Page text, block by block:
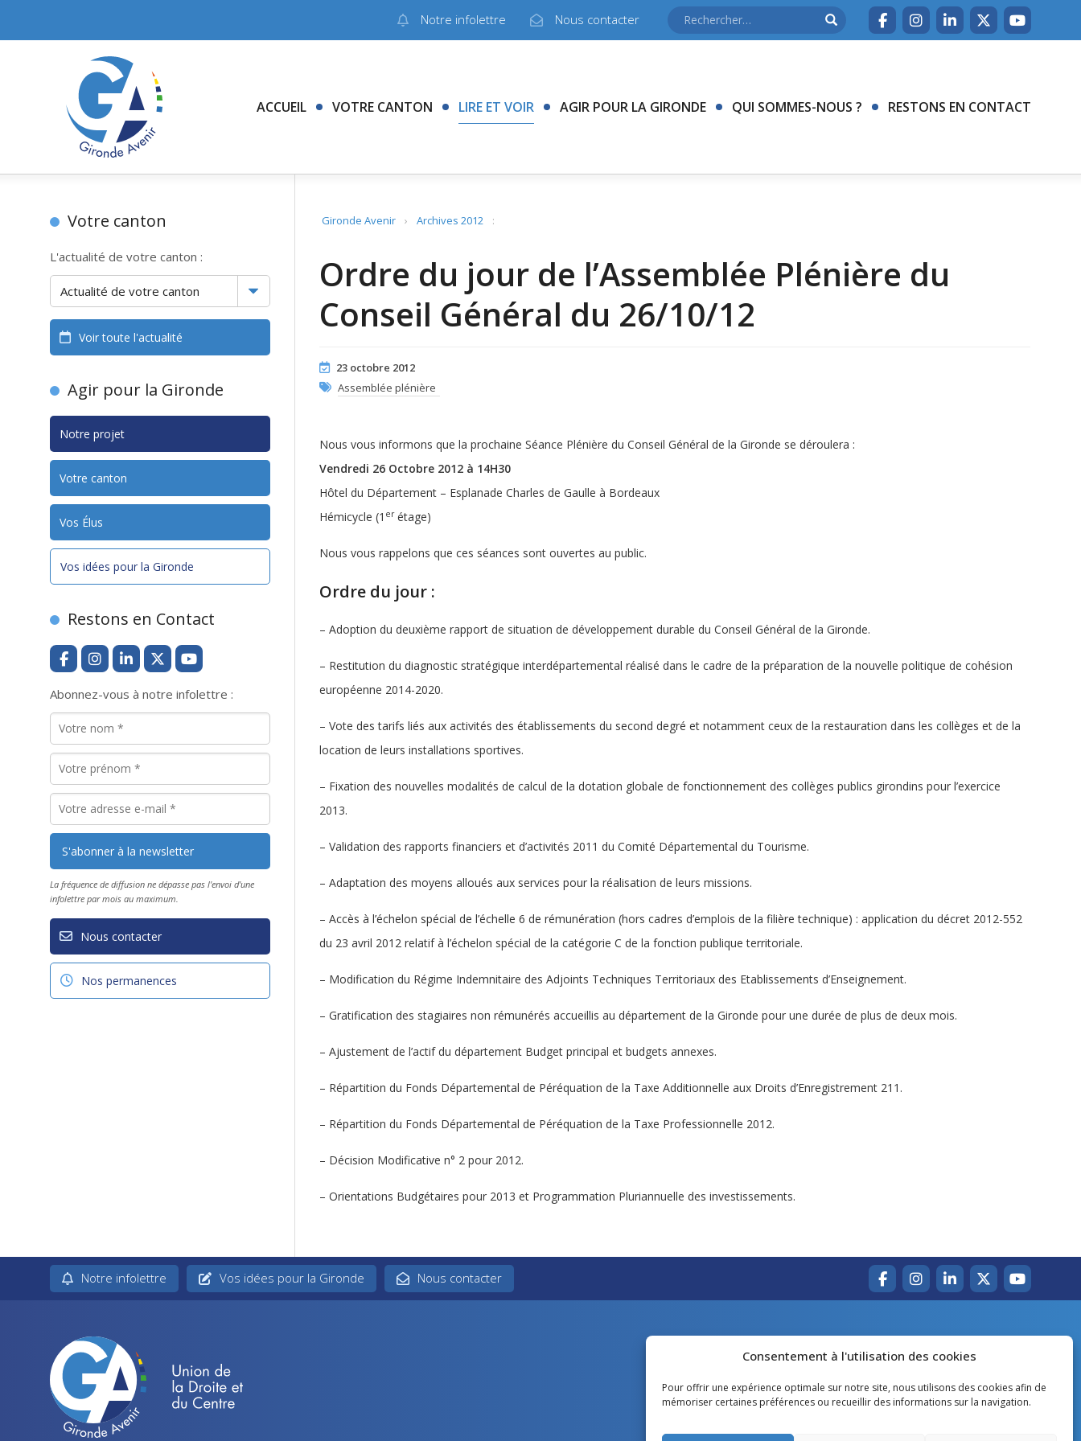
Consentement à l'utilisation des cookies
Pour offrir une expérience optimale sur notre site, nous utilisons des cookies afin de
mémoriser certaines préférences ou recueillir des informations sur la navigation.
Notre infolettre Nous contacter
ACCUEIL VOTRE CANTON LIRE ET VOIR AGIR POUR LA GIRONDE QUI SOMMES-NOUS ? RESTONS EN CONTACT
Gironde Avenir › Archives 2012 :
Ordre du jour de l’Assemblée Plénière du
Conseil Général du 26/10/12
23 octobre 2012
Assemblée plénière
Nous vous informons que la prochaine Séance Plénière du Conseil Général de la Gironde se déroulera :
Vendredi 26 Octobre 2012 à 14H30
Hôtel du Département – Esplanade Charles de Gaulle à Bordeaux
Hémicycle (1 erétage)
Nous vous rappelons que ces séances sont ouvertes au public.
Ordre du jour :
– Adoption du deuxième rapport de situation de développement durable du Conseil Général de la Gironde.
– Restitution du diagnostic stratégique interdépartemental réalisé dans le cadre de la préparation de la nouvelle politique de cohésion
européenne 2014-2020.
– Vote des tarifs liés aux activités des établissements du second degré et notamment ceux de la restauration dans les collèges et de la
location de leurs installations sportives.
– Fixation des nouvelles modalités de calcul de la dotation globale de fonctionnement des collèges publics girondins pour l’exercice
2013.
– Validation des rapports financiers et d’activités 2011 du Comité Départemental du Tourisme.
– Adaptation des moyens alloués aux services pour la réalisation de leurs missions.
– Accès à l’échelon spécial de l’échelle 6 de rémunération (hors cadres d’emplois de la filière technique) : application du décret 2012-552
du 23 avril 2012 relatif à l’échelon spécial de la catégorie C de la fonction publique territoriale.
– Modification du Régime Indemnitaire des Adjoints Techniques Territoriaux des Etablissements d’Enseignement.
– Gratification des stagiaires non rémunérés accueillis au département de la Gironde pour une durée de plus de deux mois.
– Ajustement de l’actif du département Budget principal et budgets annexes.
– Répartition du Fonds Départemental de Péréquation de la Taxe Additionnelle aux Droits d’Enregistrement 211.
– Répartition du Fonds Départemental de Péréquation de la Taxe Professionnelle 2012.
– Décision Modificative n° 2 pour 2012.
– Orientations Budgétaires pour 2013 et Programmation Pluriannuelle des investissements.
Votre canton
L'actualité de votre canton :
Voir toute l'actualité
Agir pour la Gironde
Notre projet
Votre canton
Vos Élus
Vos idées pour la Gironde
Restons en Contact
Abonnez-vous à notre infolettre :
La fréquence de diffusion ne dépasse pas l'envoi d'une
infolettre par mois au maximum.
Nous contacter
Nos permanences
Notre infolettre Vos idées pour la Gironde Nous contacter
Accueil
Votre canton
Agir pour la Gironde
Qui sommes-nous ?